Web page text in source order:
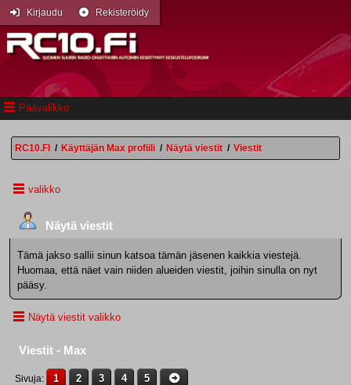
Päävalikko
Kirjaudu Rekisteröidy
RC10.FI / Käyttäjän Max profiili / Näytä viestit / Viestit
valikko
Näytä viestit
Tämä jakso sallii sinun katsoa tämän jäsenen kaikkia viestejä.
Huomaa, että näet vain niiden alueiden viestit, joihin sinulla on nyt
pääsy.
Näytä viestit valikko
Viestit - Max
Sivuja 1 2 3 4 5